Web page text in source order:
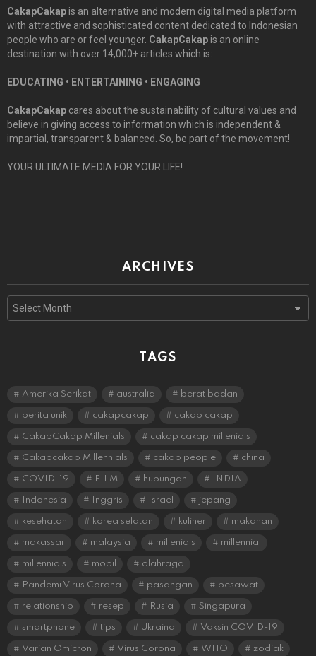
CakapCakapis an alternative and modern digital media platform
with attractive and sophisticated content dedicated to Indonesian
people who are or feel younger. CakapCakapis an online
destination with over 14,000+ articles which is:
EDUCATING • ENTERTAINING • ENGAGING
CakapCakap cares about the sustainability of cultural values and
believe in giving access to information which is independent &
impartial, transparent & balanced. So, be part of the movement!
YOUR ULTIMATE MEDIA FOR YOUR LIFE!
ARCHIVES
Archives
TAGS
Amerika Serikat australia berat badan
berita unik cakapcakap cakap cakap
CakapCakap Millenials cakap cakap millenials
Cakapcakap Millennials cakap people china
COVID-19 FILM hubungan INDIA
Indonesia Inggris Israel jepang
kesehatan korea selatan kuliner makanan
makassar malaysia millenials millennial
millennials mobil olahraga
Pandemi Virus Corona pasangan pesawat
relationship resep Rusia Singapura
smartphone tips Ukraina Vaksin COVID-19
Varian Omicron Virus Corona WHO zodiak